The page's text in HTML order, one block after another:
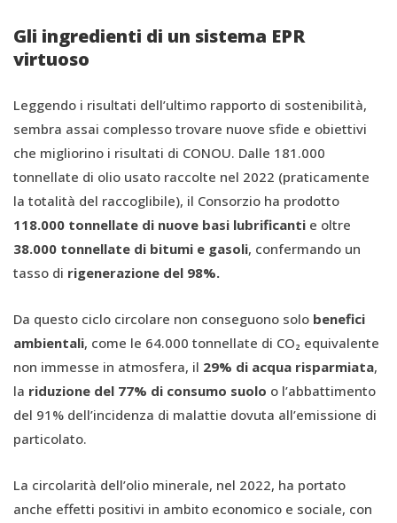
Gli ingredienti di un sistema EPR
virtuoso
Leggendo i risultati dell’ultimo rapporto di sostenibilità,
sembra assai complesso trovare nuove sfide e obiettivi
che migliorino i risultati di CONOU. Dalle 181.000
tonnellate di olio usato raccolte nel 2022 (praticamente
la totalità del raccoglibile), il Consorzio ha prodotto
118.000 tonnellate di nuove basi lubrificanti e oltre
38.000 tonnellate di bitumi e gasoli, confermando un
tasso di rigenerazione del 98%.
Da questo ciclo circolare non conseguono solo benefici
ambientali, come le 64.000 tonnellate di CO₂ equivalente
non immesse in atmosfera, il 29% di acqua risparmiata,
la riduzione del 77% di consumo suolo o l’abbattimento
del 91% dell’incidenza di malattie dovuta all’emissione di
particolato.
La circolarità dell’olio minerale, nel 2022, ha portato
anche effetti positivi in ambito economico e sociale, con